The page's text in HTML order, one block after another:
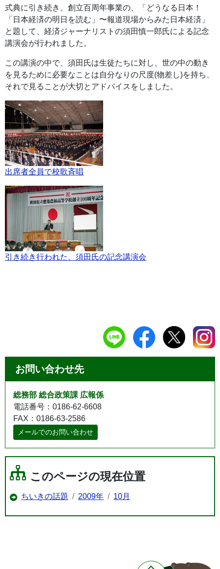
式典に引き続き、創立百周年事業の、「どうなる日本！
「日本経済の明日を読む」〜報道現場からみた日本経済」
と題して、経済ジャーナリストの須田慎一郎氏による記念
講演会が行われました。
この講演の中で、須田氏は生徒たちに対し、世の中の動き
を見るために必要なことは自分なりの尺度(物差し)を持ち、
それで見ることが大切とアドバイスをしました。
出席者全員で校歌斉唱
引き続き行われた、須田氏の記念講演会
お問い合わせ先
総務部 総合政策課 広報係
電話番号：0186-62-6608
FAX：0186-63-2586
メールでのお問い合わせ
このページの現在位置
ちいきの話題 2009年 10月